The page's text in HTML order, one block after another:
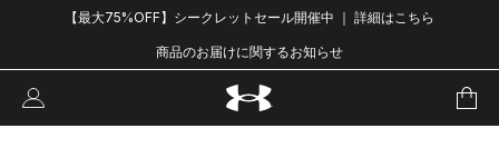
【最大75%OFF】シークレットセール開催中 ｜ 詳細はこちら
商品のお届けに関するお知らせ